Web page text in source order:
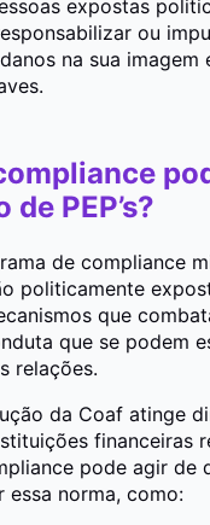
expostas
ou
na sua imagem
PEP’s?
de compliance
politicamente
que
que se podem
relações.
da Coaf atinge
financeiras
pode agir de
essa norma, como: